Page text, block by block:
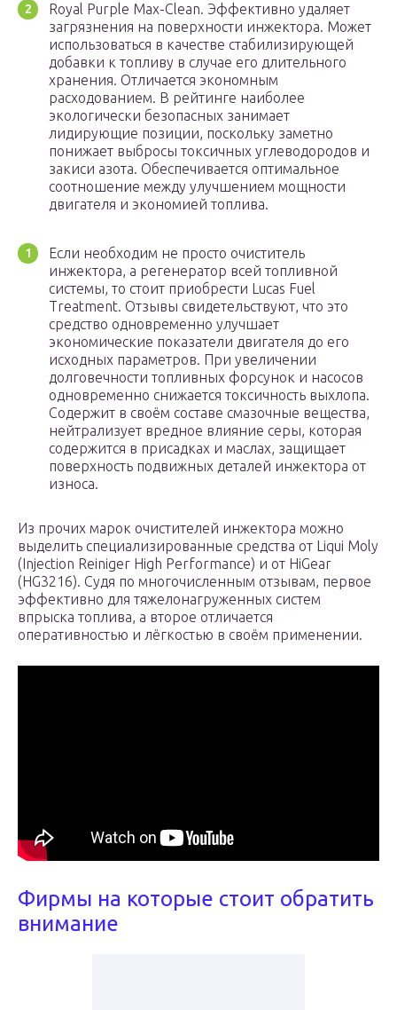
Royal Purple Max-Clean. Эффективно удаляет
загрязнения на поверхности инжектора. Может
использоваться в качестве стабилизирующей
добавки к топливу в случае его длительного
хранения. Отличается экономным
расходованием. В рейтинге наиболее
экологически безопасных занимает
лидирующие позиции, поскольку заметно
понижает выбросы токсичных углеводородов и
закиси азота. Обеспечивается оптимальное
соотношение между улучшением мощности
двигателя и экономией топлива.
Если необходим не просто очиститель
инжектора, а регенератор всей топливной
системы, то стоит приобрести Lucas Fuel
Treatment. Отзывы свидетельствуют, что это
средство одновременно улучшает
экономические показатели двигателя до его
исходных параметров. При увеличении
долговечности топливных форсунок и насосов
одновременно снижается токсичность выхлопа.
Содержит в своём составе смазочные вещества,
нейтрализует вредное влияние серы, которая
содержится в присадках и маслах, защищает
поверхность подвижных деталей инжектора от
износа.
Из прочих марок очистителей инжектора можно
выделить специализированные средства от Liqui Moly
(Injection Reiniger High Performance) и от HiGear
(HG3216). Судя по многочисленным отзывам, первое
эффективно для тяжелонагруженных систем
впрыска топлива, а второе отличается
оперативностью и лёгкостью в своём применении.
Фирмы на которые стоит обратить
внимание